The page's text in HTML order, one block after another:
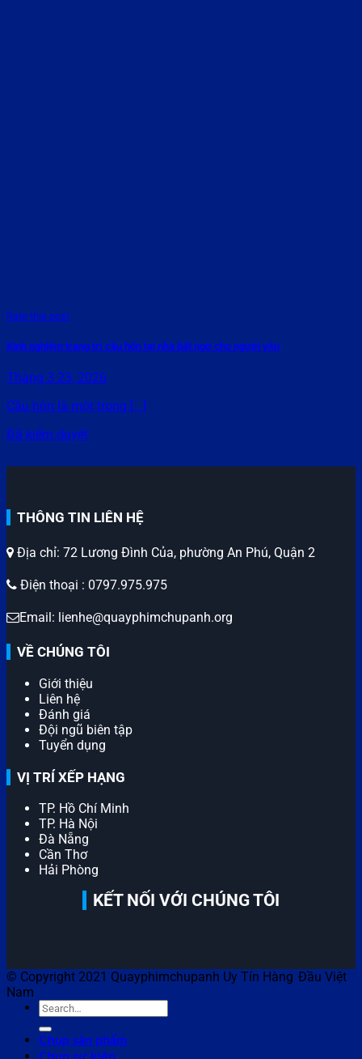
Rate this post
Kinh nghiệm trang trí cầu hôn tại nhà bất ngờ cho người yêu
Tháng 3 23, 2026
Cầu hôn là một trong [...]
Đã kiểm duyệt
THÔNG TIN LIÊN HỆ
Địa chỉ: 72 Lương Đình Của, phường An Phú, Quận 2
Điện thoại : 0797.975.975
Email: lienhe@quayphimchupanh.org
VỀ CHÚNG TÔI
Giới thiệu
Liên hệ
Đánh giá
Đội ngũ biên tập
Tuyển dụng
VỊ TRÍ XẾP HẠNG
TP. Hồ Chí Minh
TP. Hà Nội
Đà Nẵng
Cần Thơ
Hải Phòng
KẾT NỐI VỚI CHÚNG TÔI
© Copyright 2021 Quayphimchupanh Uy Tín Hàng Đầu Việt
Nam
Chụp sản phẩm